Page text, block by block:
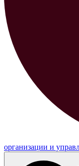
организации и